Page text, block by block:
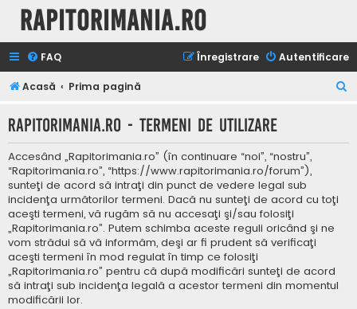
Rapitorimania.ro
FAQ Autentificare
Înregistrare
Acasă Prima pagină
t
Rapitorimania.ro - Termeni de utilizare
Accesând „Rapitorimania.ro” (în continuare “noi”, “nostru”,
“Rapitorimania.ro”, “https://www.rapitorimania.ro/forum”),
sunteţi de acord să intraţi din punct de vedere legal sub
incidenţa următorilor termeni. Dacă nu sunteţi de acord cu toţi
aceşti termeni, vă rugăm să nu accesaţi şi/sau folosiţi
„Rapitorimania.ro”. Putem schimba aceste reguli oricând şi ne
vom strădui să vă informăm, deşi ar fi prudent să verificaţi
aceşti termeni în mod regulat în timp ce folosiţi
„Rapitorimania.ro” pentru că după modificări sunteţi de acord
să intraţi sub incidenţa legală a acestor termeni din momentul
modificării lor.